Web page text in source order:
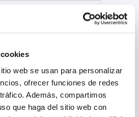
web se usan para personalizar
ofrecer funciones de redes
Además, compartimos
que haga del sitio web con
Mai 2026
März 2026
Januar 2026
2025